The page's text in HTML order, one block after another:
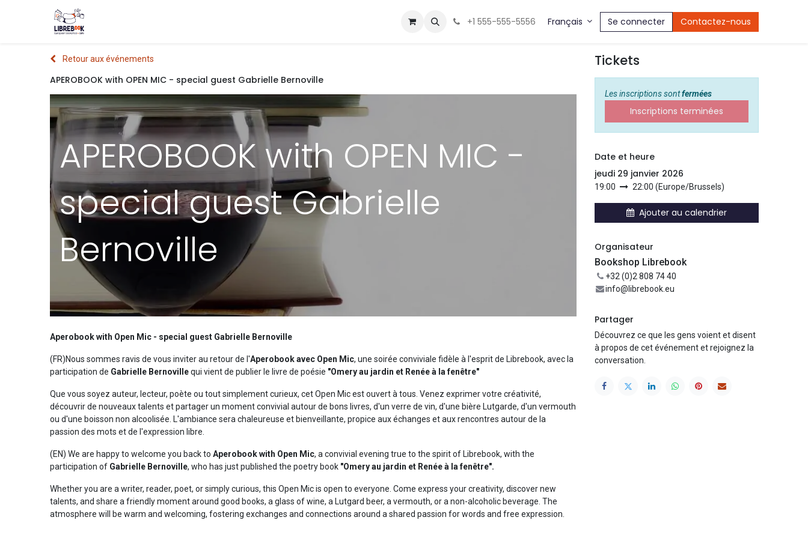
+1 555-555-5556 Français Se connecter Contactez-nous
Retour aux événements
APEROBOOK with OPEN MIC - special guest Gabrielle Bernoville
APEROBOOK with OPEN MIC -
special guest Gabrielle
Bernoville
Aperobook with Open Mic - special guest Gabrielle Bernoville
(FR)Nous sommes ravis de vous inviter au retour de l'Aperobook avec Open Mic, une soirée conviviale fidèle à l'esprit de Librebook, avec la
participation de Gabrielle Bernovillequi vient de publier le livre de poésie "Omery au jardin et Renée à la fenêtre"
Que vous soyez auteur, lecteur, poète ou tout simplement curieux, cet Open Mic est ouvert à tous. Venez exprimer votre créativité,
découvrir de nouveaux talents et partager un moment convivial autour de bons livres, d'un verre de vin, d'une bière Lutgarde, d'un vermouth
ou d'une boisson non alcoolisée. L'ambiance sera chaleureuse et bienveillante, propice aux échanges et aux rencontres autour de la
passion des mots et de l'expression libre.
(EN) We are happy to welcome you back to Aperobook with Open Mic, a convivial evening true to the spirit of Librebook, with the
participation of Gabrielle Bernoville, who has just published the poetry book "Omery au jardin et Renée à la fenêtre".
Whether you are a writer, reader, poet, or simply curious, this Open Mic is open to everyone. Come express your creativity, discover new
talents, and share a friendly moment around good books, a glass of wine, a Lutgard beer, a vermouth, or a non-alcoholic beverage. The
atmosphere will be warm and welcoming, fostering exchanges and connections around a shared passion for words and free expression.
Tickets
Les inscriptions sontfermées
Inscriptions terminées
Date et heure
jeudi 29 janvier 2026
19:00 22:00 (Europe/Brussels)
Ajouter au calendrier
Organisateur
Bookshop Librebook
+32 (0)2 808 74 40
info@librebook.eu
Partager
Découvrez ce que les gens voient et disent
à propos de cet événement et rejoignez la
conversation.